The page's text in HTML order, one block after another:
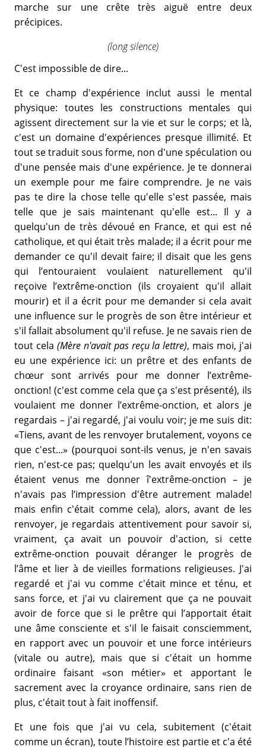
marche sur une crête très aiguë entre deux
précipices.
(long silence)
C'est impossible de dire...
Et ce champ d'expérience inclut aussi le mental
physique: toutes les constructions mentales qui
agissent directement sur la vie et sur le corps; et là,
c'est un domaine d'expériences presque illimité. Et
tout se traduit sous forme, non d'une spéculation ou
d'une pensée mais d'une expérience. Je te donnerai
un exemple pour me faire comprendre. Je ne vais
pas te dire la chose telle qu'elle s'est passée, mais
telle que je sais maintenant qu'elle est... Il y a
quelqu'un de très dévoué en France, et qui est né
catholique, et qui était très malade; il a écrit pour me
demander ce qu'il devait faire; il disait que les gens
qui l’entouraient voulaient naturellement qu'il
reçoive l’extrême-onction (ils croyaient qu'il allait
mourir) et il a écrit pour me demander si cela avait
une influence sur le progrès de son être intérieur et
s'il fallait absolument qu'il refuse. Je ne savais rien de
tout cela (Mère n'avait pas reçu la lettre), mais moi, j'ai
eu une expérience ici: un prêtre et des enfants de
chœur sont arrivés pour me donner l’extrême-
onction! (c'est comme cela que ça s'est présenté), ils
voulaient me donner l’extrême-onction, et alors je
regardais – j'ai regardé, j'ai voulu voir; je me suis dit:
«Tiens, avant de les renvoyer brutalement, voyons ce
que c'est...» (pourquoi sont-ils venus, je n'en savais
rien, n'est-ce pas; quelqu'un les avait envoyés et ils
étaient venus me donner î'extrême-onction – je
n'avais pas l’impression d'être autrement malade!
mais enfin c'était comme cela), alors, avant de les
renvoyer, je regardais attentivement pour savoir si,
vraiment, ça avait un pouvoir d'action, si cette
extrême-onction pouvait déranger le progrès de
l’âme et lier à de vieilles formations religieuses. J'ai
regardé et j'ai vu comme c'était mince et ténu, et
sans force, et j'ai vu clairement que ça ne pouvait
avoir de force que si le prêtre qui l’apportait était
une âme consciente et s'il le faisait consciemment,
en rapport avec un pouvoir et une force intérieurs
(vitale ou autre), mais que si c'était un homme
ordinaire faisant «son métier» et apportant le
sacrement avec la croyance ordinaire, sans rien de
plus, c'était tout à fait inoffensif.
Et une fois que j'ai vu cela, subitement (c'était
comme un écran), toute l’histoire est partie et c'a été